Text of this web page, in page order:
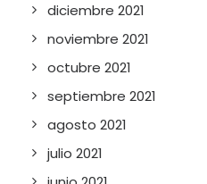
diciembre 2021
noviembre 2021
octubre 2021
septiembre 2021
agosto 2021
julio 2021